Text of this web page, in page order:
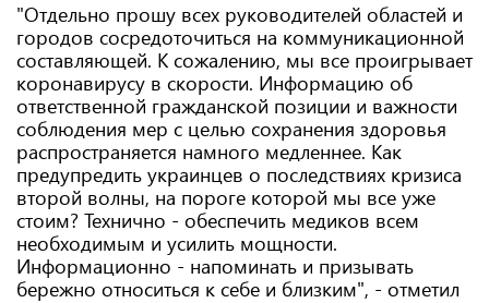
"Отдельно прошу всех руководителей областей и
городов сосредоточиться на коммуникационной
составляющей. К сожалению, мы все проигрывает
коронавирусу в скорости. Информацию об
ответственной гражданской позиции и важности
соблюдения мер с целью сохранения здоровья
распространяется намного медленнее. Как
предупредить украинцев о последствиях кризиса
второй волны, на пороге которой мы все уже
стоим? Технично - обеспечить медиков всем
необходимым и усилить мощности.
Информационно - напоминать и призывать
бережно относиться к себе и близким", - отметил